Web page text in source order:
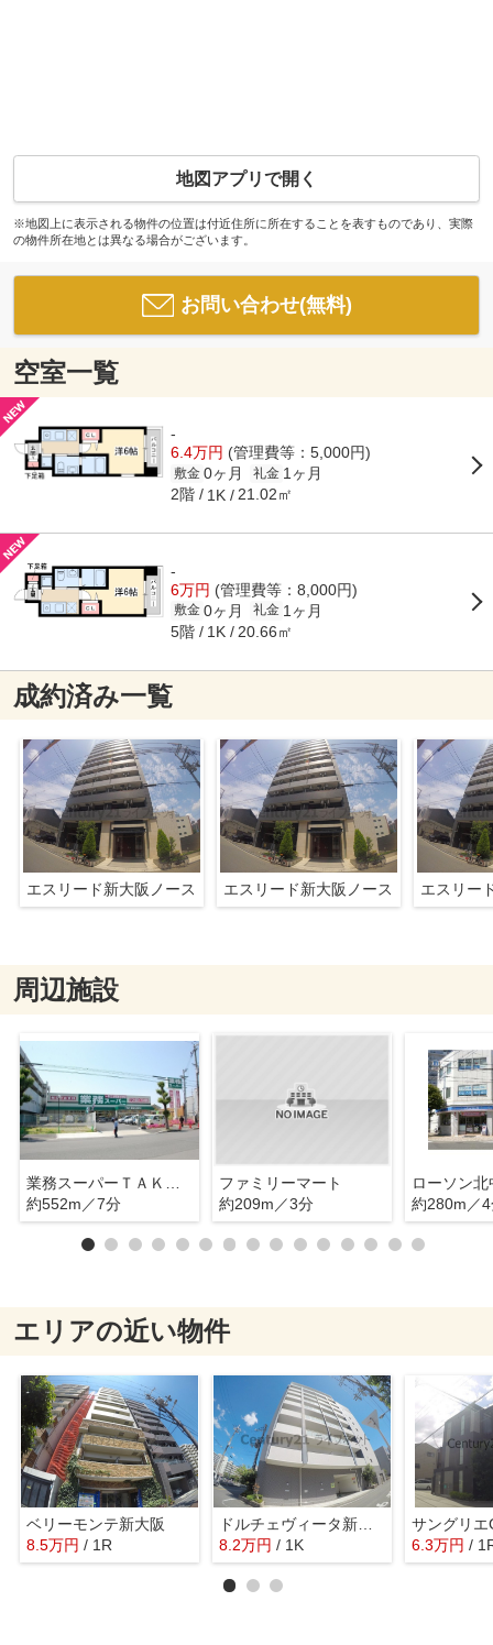
地図アプリで開く
※地図上に表示される物件の位置は付近住所に所在することを表すものであり、実際
の物件所在地とは異なる場合がございます。
お問い合わせ(無料)
空室一覧
-
6.4万円 (管理費等：5,000円)
敷金 0ヶ月 礼金 1ヶ月
2階 1K 21.02㎡
-
6万円 (管理費等：8,000円)
敷金 0ヶ月 礼金 1ヶ月
5階 1K 20.66㎡
成約済み一覧
エスリード新大阪ノース エスリード新大阪ノース エスリー
周辺施設
約552m／7分
ファミリーマート
約209m／3分
約280m／
エリアの近い物件
ベリーモンテ新大阪
8.5万円 / 1R
ドルチェヴィータ新大阪
8.2万円 / 1K
サングリエ
6.3万円 /